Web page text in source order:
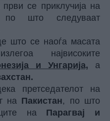
се приклучија на
што следуваат
што се наоѓа масата
највисоките
и Унгарија, а
претседателот на
на Пакистан, по што
на Парагвај и